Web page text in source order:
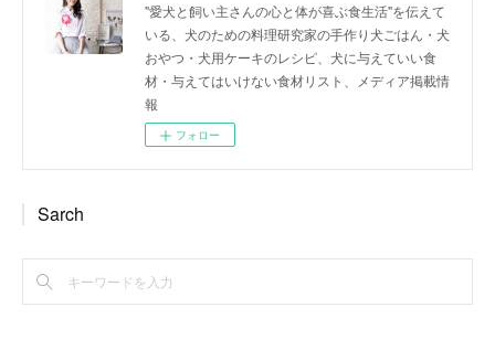
"愛犬と飼い主さんの心と体が喜ぶ食生活"を伝えて
いる、犬のための料理研究家の手作り犬ごはん・犬
おやつ・犬用ケーキのレシピ、犬に与えていい食
材・与えてはいけない食材リスト、メディア掲載情
報
フォロー
Sarch